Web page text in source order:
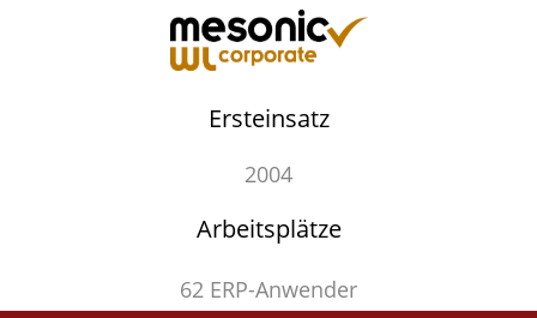
Ersteinsatz
2004
Arbeitsplätze
62 ERP-Anwender